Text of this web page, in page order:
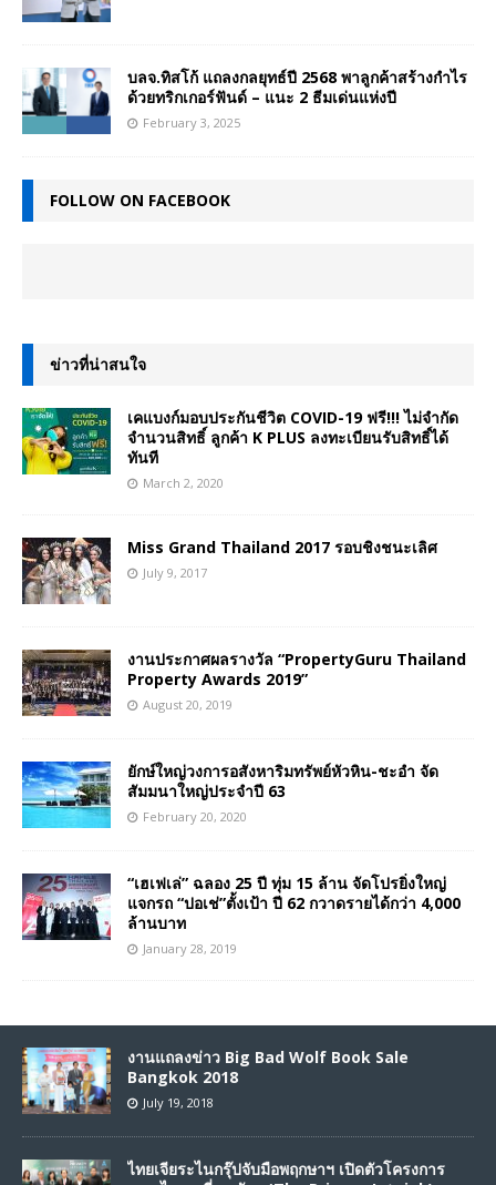
บลจ.ทิสโก้ แถลงกลยุทธ์ปี 2568 พาลูกค้าสร้างกำไร
ด้วยทริกเกอร์ฟันด์ – แนะ 2 ธีมเด่นแห่งปี
February 3, 2025
FOLLOW ON FACEBOOK
ข่าวที่น่าสนใจ
เคแบงก์มอบประกันชีวิต COVID-19 ฟรี!!! ไม่จำกัด
จำนวนสิทธิ์ ลูกค้า K PLUS ลงทะเบียนรับสิทธิ์ได้
ทันที
March 2, 2020
Miss Grand Thailand 2017 รอบชิงชนะเลิศ
July 9, 2017
งานประกาศผลรางวัล “PropertyGuru Thailand
Property Awards 2019”
August 20, 2019
ยักษ์ใหญ่วงการอสังหาริมทรัพย์หัวหิน-ชะอำ จัด
สัมมนาใหญ่ประจำปี 63
February 20, 2020
“เฮเฟเล่” ฉลอง 25 ปี ทุ่ม 15 ล้าน จัดโปรยิ่งใหญ่
แจกรถ “ปอเช่”ตั้งเป้า ปี 62 กวาดรายได้กว่า 4,000
ล้านบาท
January 28, 2019
งานแถลงข่าว Big Bad Wolf Book Sale
Bangkok 2018
July 19, 2018
ไทยเจียระไนกรุ๊ปจับมือพฤกษาฯ เปิดตัวโครงการ